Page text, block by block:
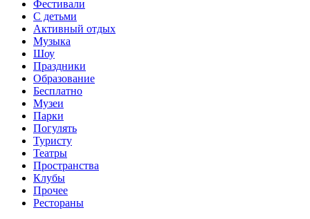
Фестивали
С детьми
Активный отдых
Музыка
Шоу
Праздники
Образование
Бесплатно
Музеи
Парки
Погулять
Туристу
Театры
Пространства
Клубы
Прочее
Рестораны